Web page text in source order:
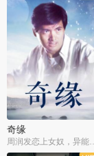
奇缘
周润发恋上女